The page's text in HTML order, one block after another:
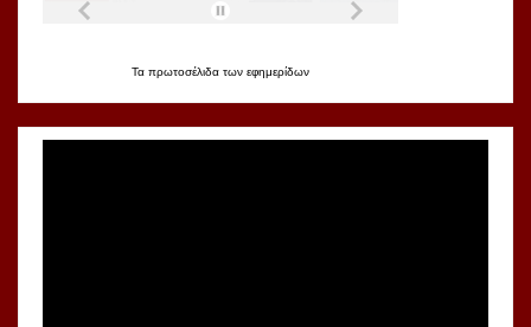
Τα πρωτοσέλιδα των εφημερίδων